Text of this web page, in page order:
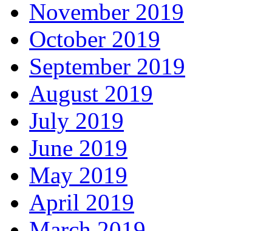
November 2019
October 2019
September 2019
August 2019
July 2019
June 2019
May 2019
April 2019